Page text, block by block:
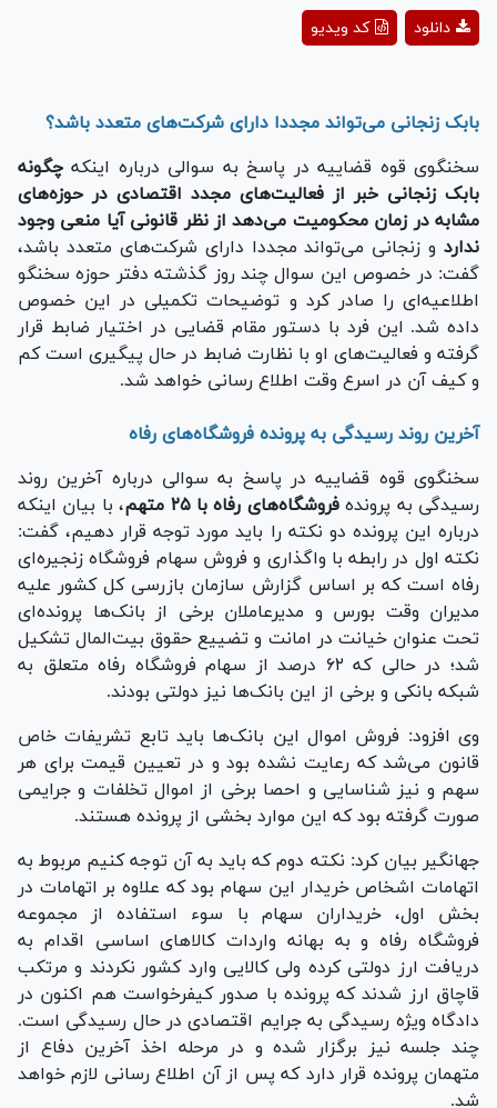
Playکد ویدیو دانلود
بابک زنجانی می‌تواند مجددا دارای شرکت‌های متعدد باشد؟
سخنگوی قوه قضاییه در پاسخ به سوالی درباره اینکه چگونه
بابک زنجانی خبر از فعالیت‌های مجدد اقتصادی در حوزه‌های
مشابه در زمان محکومیت می‌دهد از نظر قانونی آیا منعی وجود
ندارد و زنجانی می‌تواند مجددا دارای شرکت‌های متعدد باشد،
گفت: در خصوص این سوال چند روز گذشته دفتر حوزه سخنگو
اطلاعیه‌ای را صادر کرد و توضیحات تکمیلی در این خصوص
داده شد. این فرد با دستور مقام قضایی در اختیار ضابط قرار
گرفته و فعالیت‌های او با نظارت ضابط در حال پیگیری است کم
و کیف آن در اسرع وقت اطلاع رسانی خواهد شد.
آخرین روند رسیدگی به پرونده فروشگاه‌های رفاه
سخنگوی قوه قضاییه در پاسخ به سوالی درباره آخرین روند
رسیدگی به پروندهفروشگاه‌های رفاه با ۲۵ متهم
، با بیان اینکه
درباره این پرونده دو نکته را باید مورد توجه قرار دهیم، گفت:
نکته اول در رابطه با واگذاری و فروش سهام فروشگاه زنجیره‌ای
رفاه است که بر اساس گزارش سازمان بازرسی کل کشور علیه
مدیران وقت بورس و مدیرعاملان برخی از بانک‌ها پرونده‌ای
تحت عنوان خیانت در امانت و تضییع حقوق بیت‌المال تشکیل
شد؛ در حالی که ۶۲ درصد از سهام فروشگاه رفاه متعلق به
شبکه بانکی و برخی از این بانک‌ها نیز دولتی بودند.
وی افزود: فروش اموال این بانک‌ها باید تابع تشریفات خاص
قانون می‌شد که رعایت نشده بود و در تعیین قیمت برای هر
سهم و نیز شناسایی و احصا برخی از اموال تخلفات و جرایمی
صورت گرفته بود که این موارد بخشی از پرونده هستند.
جهانگیر بیان کرد: نکته دوم که باید به آن توجه کنیم مربوط به
اتهامات اشخاص خریدار این سهام بود که علاوه بر اتهامات در
بخش اول، خریداران سهام با سوء استفاده از مجموعه
فروشگاه رفاه و به بهانه واردات کالا‌های اساسی اقدام به
دریافت ارز دولتی کرده ولی کالایی وارد کشور نکردند و مرتکب
قاچاق ارز شدند که پرونده با صدور کیفرخواست هم اکنون در
دادگاه ویژه رسیدگی به جرایم اقتصادی در حال رسیدگی است.
چند جلسه نیز برگزار شده و در مرحله اخذ آخرین دفاع از
متهمان پرونده قرار دارد که پس از آن اطلاع رسانی لازم خواهد
شد.